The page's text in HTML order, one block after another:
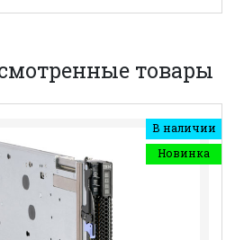
товары
В наличии
Новинка